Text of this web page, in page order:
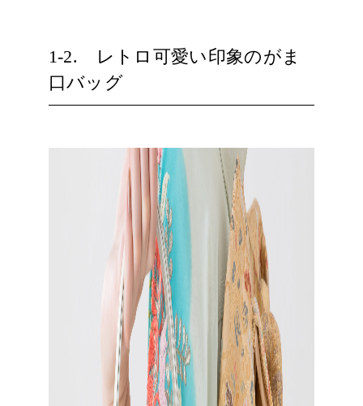
1-2. レトロ可愛い印象のがま
口バッグ